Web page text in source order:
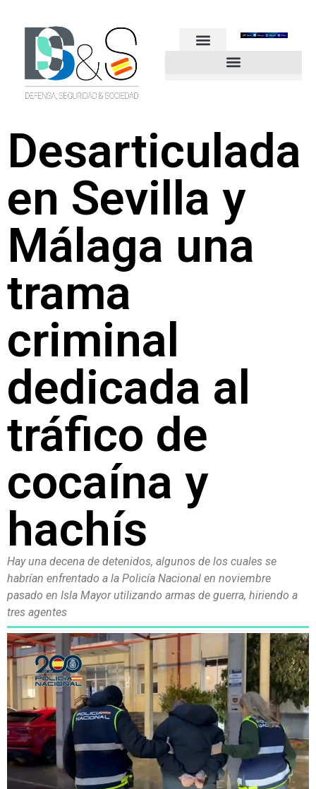
Desarticulada
en Sevilla y
Málaga una
trama
criminal
dedicada al
tráfico de
cocaína y
hachís
Hay una decena de detenidos, algunos de los cuales se
habrían enfrentado a la Policía Nacional en noviembre
pasado en Isla Mayor utilizando armas de guerra, hiriendo a
tres agentes